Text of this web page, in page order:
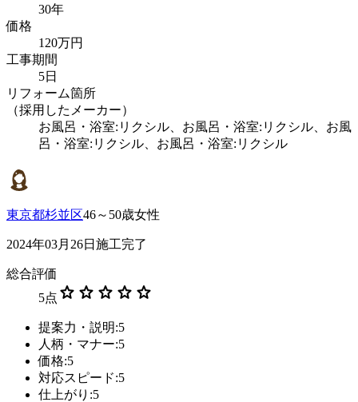
30年
価格
120万円
工事期間
5日
リフォーム箇所
（採用したメーカー）
お風呂・浴室:リクシル、お風呂・浴室:リクシル、お風
呂・浴室:リクシル、お風呂・浴室:リクシル
東京都杉並区46～50歳女性
2024年03月26日施工完了
総合評価
5点 star star star star star
提案力・説明:5
人柄・マナー:5
価格:5
対応スピード:5
仕上がり:5